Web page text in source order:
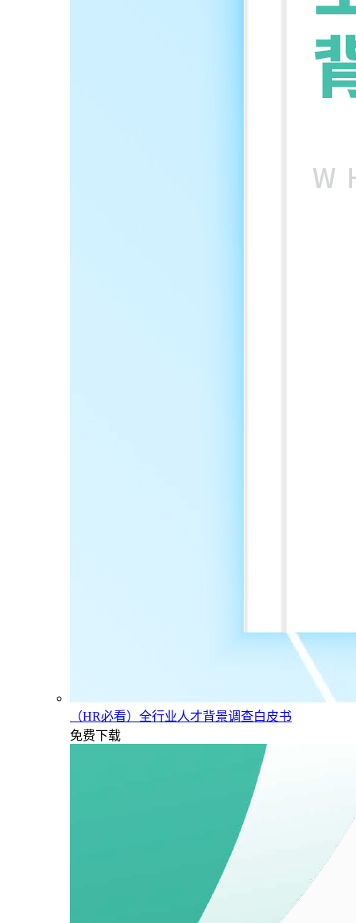
（HR必看）全行业人才背景调查白皮书
免费下载